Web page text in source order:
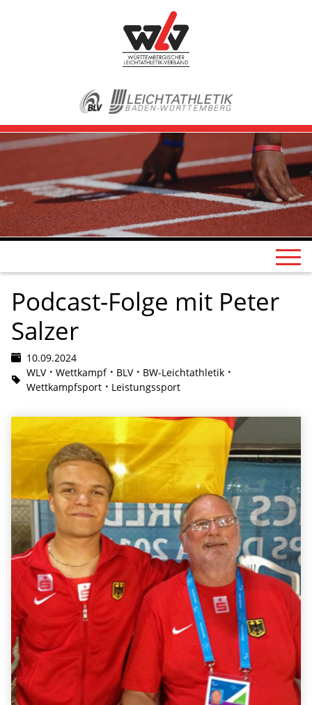
Podcast-Folge mit Peter
Salzer
10.09.2024
WLV
Wettkampf BLV
BW-Leichtathletik
Wettkampfsport
Leistungssport